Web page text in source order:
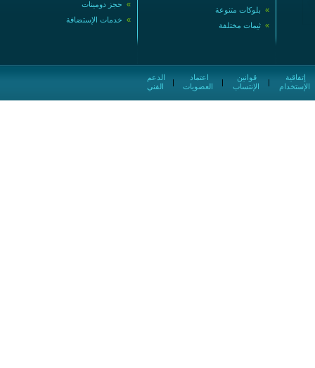
» حجز دومينات
» خدمات الإستضافة
» بلوكات متنوعة
» ثيمات مختلفة
الفني
|
العضويات
|
الإنتساب
|
الإستخدام